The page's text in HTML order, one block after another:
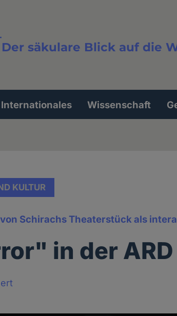
Der säkulare Blick auf die
Volltextsuche
Internationales Wissenschaft
KULTUR
Schirachs Theaterstück als
in der ARD